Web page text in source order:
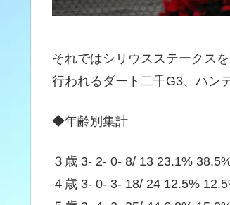
それではシリウスステークス
行われるダート二千G3、ハン
◆年齢別集計
３歳 3- 2- 0- 8/ 13 23.1%
４歳 3- 0- 3- 18/ 24 12.5%